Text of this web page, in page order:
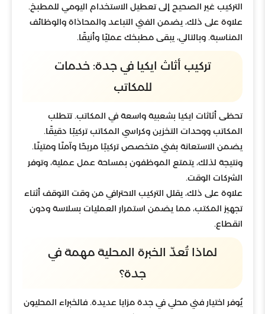
التركيب غير الصحيح إلى تعطيل الاستخدام اليومي للمطبخ.
علاوة على ذلك، يضمن الفني التباعد والمحاذاة والوظائف
المناسبة. وبالتالي، يبقى مطبخك عمليًا وأنيقًا.
تركيب أثاث ايكيا في جدة: خدمات
للمكاتب
تحظى أثاثات ايكيا بشعبية واسعة في المكاتب. تتطلب
المكاتب ووحدات التخزين وكراسي المكاتب تركيبًا دقيقًا.
يضمن الاستعانة بفني متخصص تركيبًا مريحًا وآمنًا ومتينًا.
ونتيجة لذلك، يتمتع الموظفون بمساحة عمل عملية، وتوفر
الشركات الوقت.
علاوة على ذلك، يقلل التركيب الاحترافي من وقت التوقف أثناء
تجهيز المكتب، مما يضمن استمرار العمليات بسلاسة ودون
انقطاع.
لماذا تُعدّ الخبرة المحلية مهمة في
جدة؟
يُوفر اختيار فني محلي في جدة مزايا عديدة. فالخبراء المحليون